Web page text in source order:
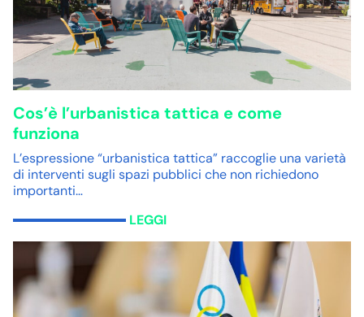
Cos’è l’urbanistica tattica e come
funziona
L’espressione “urbanistica tattica” raccoglie una varietà
di interventi sugli spazi pubblici che non richiedono
importanti…
LEGGI